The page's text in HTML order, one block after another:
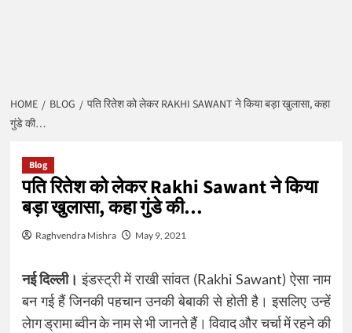
HOME BLOG
पति रितेश को लेकर RAKHI SAWANT ने किया बड़ा खुलासा, कहा
गुंडे की…
Blog
पति रितेश को लेकर Rakhi Sawant ने किया
बड़ा खुलासा, कहा गुंडे की…
Raghvendra Mishra May 9, 2021
नई दिल्ली। इंडस्ट्री में राखी सांवत (Rakhi Sawant) ऐसा नाम
बन गई हैं जिनकी पहचान उनकी बेबाकी से होती है। इसलिए उन्हें
लेाग ड्रामा ब्वीन के नाम से भी जानते हैं। विवाद और चर्चा में रहने की